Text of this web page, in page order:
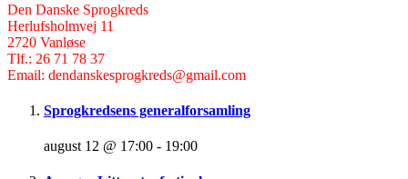
Den Danske Sprogkreds
Herlufsholmvej 11
2720 Vanløse
Tlf.: 26 71 78 37
Email: dendanskesprogkreds@gmail.com
Sprogkredsens generalforsamling
august 12 @ 17:00 - 19:00